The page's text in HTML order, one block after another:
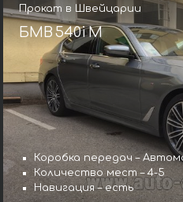
Прокат в Швейцарии
БМВ 540i M
Коробка передач –
Количество мест – 4-5
Навигация – есть